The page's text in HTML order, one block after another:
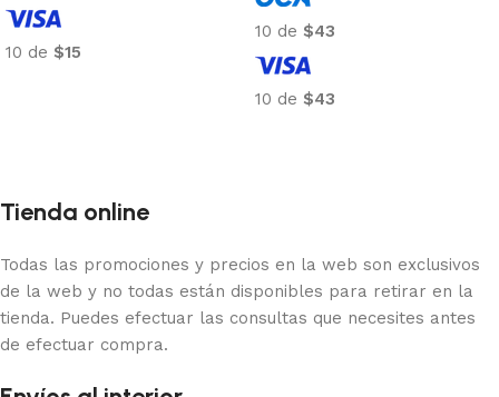
10 de $15
10 de $43
10 de $43
Tienda online
Todas las promociones y precios en la web son exclusivos
de la web y no todas están disponibles para retirar en la
tienda. Puedes efectuar las consultas que necesites antes
de efectuar compra.